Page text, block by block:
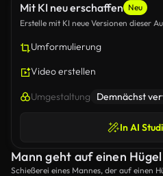
Mit KI neu erschaffen Neu
Erstelle mit KI neue Versionen dieser
Umformulierung
Video erstellen
Umgestaltung Demnächst
In AI
Mann geht auf einen Hügel
Schießerei eines Mannes, der auf einen